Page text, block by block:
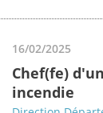
16/02/2025
Chef(fe)
incendie